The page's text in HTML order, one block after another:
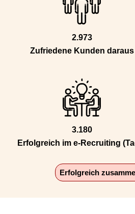
2.973
Zufriedene Kunden daraus
3.180
Erfolgreich im e-Recruiting
Erfolgreich